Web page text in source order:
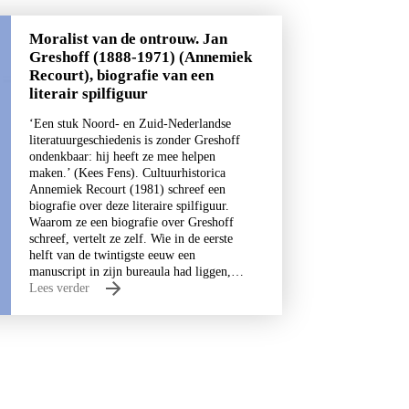
Moralist van de ontrouw. Jan
Greshoff (1888-1971) (Annemiek
Recourt), biografie van een
literair spilfiguur
‘Een stuk Noord- en Zuid-Nederlandse
literatuurgeschiedenis is zonder Greshoff
ondenkbaar: hij heeft ze mee helpen
maken.’ (Kees Fens). Cultuurhistorica
Annemiek Recourt (1981) schreef een
biografie over deze literaire spilfiguur.
Waarom ze een biografie over Greshoff
schreef, vertelt ze zelf. Wie in de eerste
helft van de twintigste eeuw een
manuscript in zijn bureaula had liggen,…
Lees verder